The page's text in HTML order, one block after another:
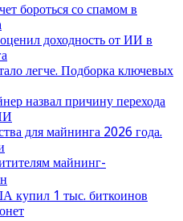
бороться со спамом в
доходность от ИИ в
легче. Подборка ключевых
назвал причину перехода
для майнинга 2026 года.
майнинг-
купил 1 тыс. биткоинов